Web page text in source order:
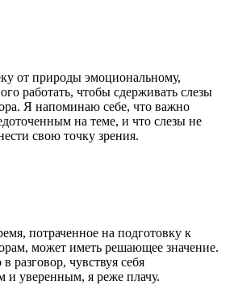
от природы эмоциональному,
работать, чтобы сдерживать слезы
Я напоминаю себе, что важно
на теме, и что слезы не
свою точку зрения.
потраченное на подготовку к
может иметь решающее значение.
разговор, чувствуя себя
и уверенным, я реже плачу.